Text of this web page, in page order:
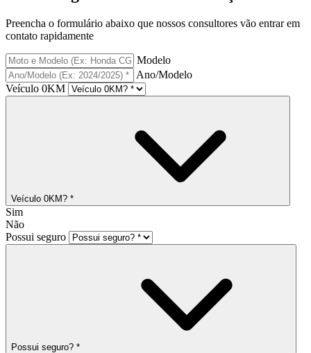
Preencha o formulário abaixo que nossos consultores vão entrar em
contato rapidamente
Modelo
Ano/Modelo
Veículo 0KM
Veículo 0KM? *
Sim
Não
Possui seguro
Possui seguro? *